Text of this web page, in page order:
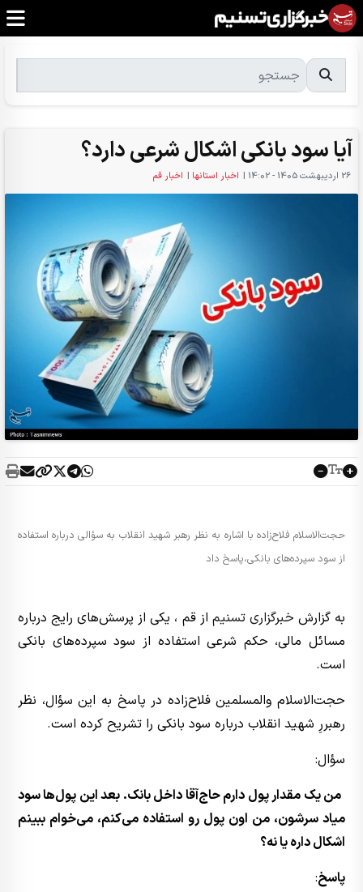
آیا سود بانکی اشکال شرعی دارد؟
26 ارديبهشت 1405 - 14:02 | اخبار استانها | اخبار قم
حجت‌الاسلام فلاح‌زاده با اشاره به نظر رهبر شهید انقلاب به سؤالی درباره استفاده
از سود سپرده‌های بانکی،پاسخ داد
به گزارش خبرگزاری تسنیم از قم ، یکی از پرسش‌های رایج درباره
مسائل مالی، حکم شرعی استفاده از سود سپرده‌های بانکی
است.
حجت‌الاسلام والمسلمین فلاح‌زاده در پاسخ به این سؤال، نظر
رهبررِ شهید انقلاب درباره سود بانکی را تشریح کرده است.
سؤال:
من یک مقدار پول دارم حاج‌آقا داخل بانک. بعد این پول‌ها سود
میاد سرشون، من اون پول رو استفاده می‌کنم، می‌خوام ببینم
اشکال داره یا نه؟
پاسخ: